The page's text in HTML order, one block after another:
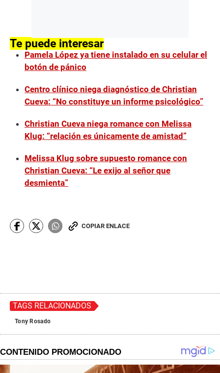
Te puede interesar
Pamela López ya tiene instalado en su celular el
botón de pánico
Centro clínico niega diagnóstico de Christian
Cueva: “No constituye un informe psicológico”
Christian Cueva niega romance con Melissa
Klug: “relación es únicamente de amistad”
Melissa Klug sobre supuesto romance con
Christian Cueva: “Le exijo al señor que
desmienta”
COPIAR ENLACE
TAGS RELACIONADOS
Tony Rosado